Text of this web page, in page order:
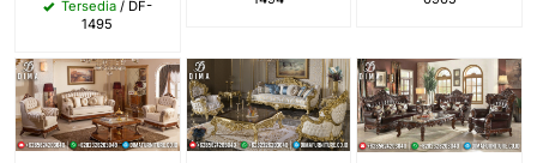
Tersedia/ DF-
1495